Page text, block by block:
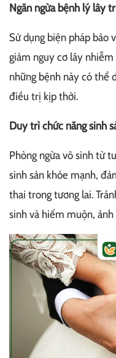
Ngăn ngừa bệnh lý lây
Sử dụng biện pháp bảo
giảm nguy cơ lây nhiễm
những bệnh này có thể
điều trị kịp thời.
Duy trì chức năng sinh
Phòng ngừa vô sinh từ
sinh sản khỏe mạnh,
thai trong tương lai.
sinh và hiếm muộn,